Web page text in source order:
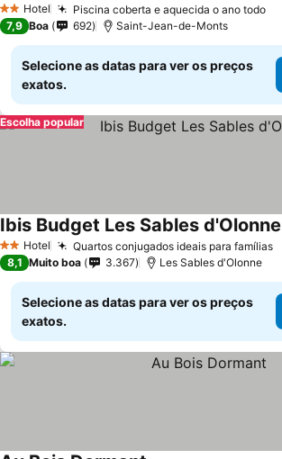
2 Estrelas
Hotel Piscina coberta e aquecida o ano todo
7,9 Boa 692 Saint-Jean-de-Monts
Selecione as datas para ver os preços
exatos.
Escolha popular
2 Estrelas
Hotel Quartos conjugados ideais para famílias
Ibis Budget Les Sables d'Olonne
8,1 Muito boa 3.367 Les Sables d'Olonne
Selecione as datas para ver os preços
exatos.